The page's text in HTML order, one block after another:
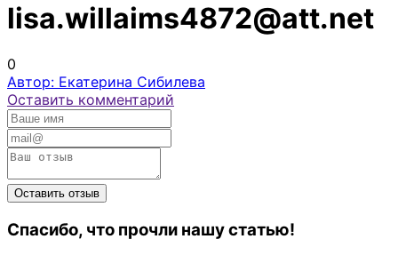
lisa.willaims4872@att.net
0
Автор: Екатерина Сибилева
Оставить комментарий
Спасибо, что прочли нашу статью!